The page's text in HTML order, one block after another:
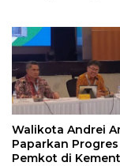
Walikota Andrei
Paparkan
Pemkot di